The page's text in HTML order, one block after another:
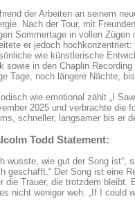
der Arbeiten an seinem
Nach der Tour, mit
Sommertage in vollen
er jedoch
wie künstlerische
sowie in den Chaplin
Tage, noch längere Nächte,
wie emotional zählt „I
2025 und verbrachte die
schneller, langsamer bis er
Todd Statement:
wusste, wie gut der Song ist“,
geschafft.“ Der Song ist eine
die Trauer, die trotzdem bleibt.
nicht weniger weh. „If I could